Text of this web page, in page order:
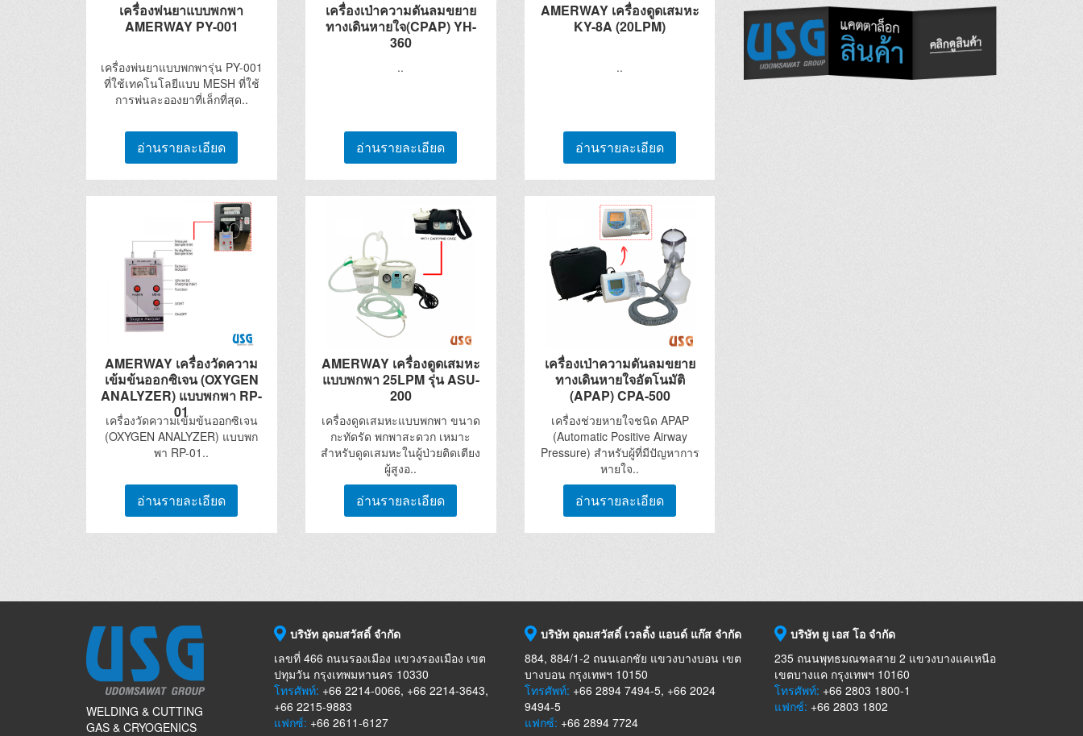
เครื่องพ่นยาแบบพกพา
AMERWAY PY-001
เครื่องพ่นยาแบบพกพารุ่น PY-001
ที่ใช้เทคโนโลยีแบบ MESH ที่ใช้
การพ่นละอองยาที่เล็กที่สุด..
อ่านรายละเอียด
เครื่องเป่าความดันลมขยาย
ทางเดินหายใจ(CPAP) YH-
360
..
อ่านรายละเอียด
AMERWAY เครื่องดูดเสมหะ
KY-8A (20LPM)
..
อ่านรายละเอียด
AMERWAY เครื่องวัดความ
เข้มข้นออกซิเจน (OXYGEN
ANALYZER) แบบพกพา RP-
01
เครื่องวัดความเข้มข้นออกซิเจน
(OXYGEN ANALYZER) แบบพก
พา RP-01..
อ่านรายละเอียด
AMERWAY เครื่องดูดเสมหะ
แบบพกพา 25LPM รุ่น ASU-
200
เครื่องดูดเสมหะแบบพกพา ขนาด
กะทัดรัด พกพาสะดวก เหมาะ
สำหรับดูดเสมหะในผู้ป่วยติดเตียง
ผู้สูงอ..
อ่านรายละเอียด
เครื่องเป่าความดันลมขยาย
ทางเดินหายใจอัตโนมัติ
(APAP) CPA-500
เครื่องช่วยหายใจชนิด APAP
(Automatic Positive Airway
Pressure) สำหรับผู้ที่มีปัญหาการ
หายใจ..
อ่านรายละเอียด
WELDING & CUTTING
GAS & CRYOGENICS
บริษัท อุดมสวัสดิ์ จำกัด
เลขที่ 466 ถนนรองเมือง แขวงรองเมือง เขต
ปทุมวัน กรุงเทพมหานคร 10330
โทรศัพท์: +66 2214-0066, +66 2214-3643,
+66 2215-9883
แฟกซ์: +66 2611-6127
บริษัท อุดมสวัสดิ์ เวลดิ้ง แอนด์ แก๊ส จำกัด
884, 884/1-2 ถนนเอกชัย แขวงบางบอน เขต
บางบอน กรุงเทพฯ 10150
โทรศัพท์: +66 2894 7494-5, +66 2024
9494-5
แฟกซ์: +66 2894 7724
บริษัท ยู เอส โอ จำกัด
235 ถนนพุทธมณฑลสาย 2 แขวงบางแคเหนือ
เขตบางแค กรุงเทพฯ 10160
โทรศัพท์: +66 2803 1800-1
แฟกซ์: +66 2803 1802